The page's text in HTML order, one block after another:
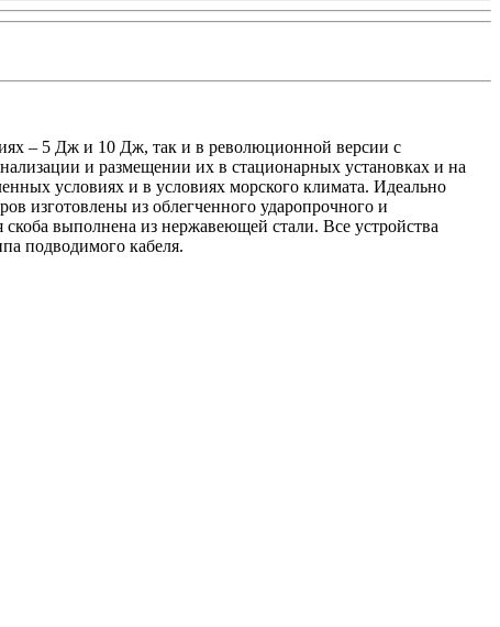
– 5 Дж и 10 Дж, так и в революционной версии с
и размещении их в стационарных установках и на
условиях и в условиях морского климата. Идеально
изготовлены из облегченного ударопрочного и
выполнена из нержавеющей стали. Все устройства
подводимого кабеля.